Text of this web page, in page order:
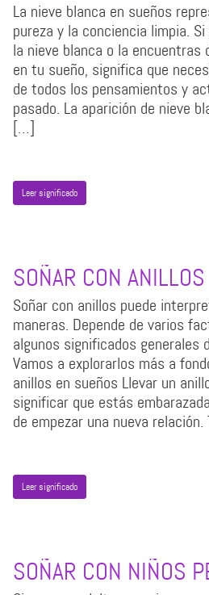
La nieve blanca en sueños
pureza y la conciencia limpia.
la nieve blanca o la encuentras
en tu sueño, significa que
de todos los pensamientos y
pasado. La aparición de nieve
[…]
Leer significado
SOÑAR CON ANILLOS
Soñar con anillos puede
maneras. Depende de varios
algunos significados generales
Vamos a explorarlos más a
anillos en sueños Llevar un
significar que estás
de empezar una nueva
Leer significado
SOÑAR CON NIÑOS